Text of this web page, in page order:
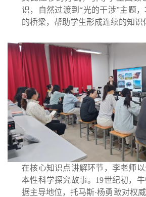
识，自然过渡到“光的干涉”主题
的桥梁，帮助学生形成连续的知识
在核心知识点讲解环节，李老师
本性科学探究故事。 19世纪初，
据主导地位，托马斯·杨勇敢对权